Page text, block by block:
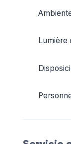
Lumière